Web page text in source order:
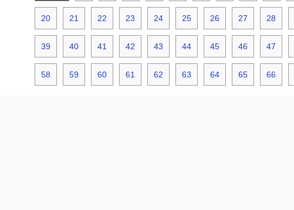
20 21 22 23 24 25 26 27 28
39 40 41 42 43 44 45 46 47
58 59 60 61 62 63 64 65 66